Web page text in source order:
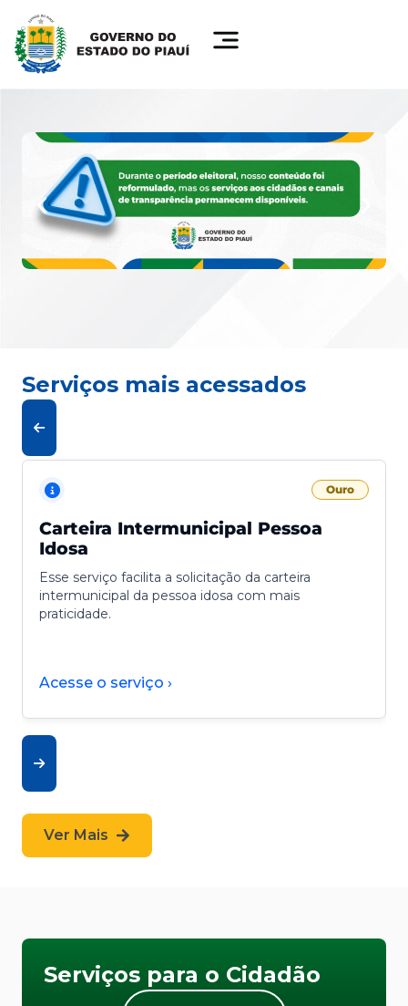
Serviços mais acessados
Ouro
Carteira Intermunicipal Pessoa
Idosa
Esse serviço facilita a solicitação da carteira
intermunicipal da pessoa idosa com mais
praticidade.
Acesse o serviço ›
Ver Mais
Serviços para o Cidadão